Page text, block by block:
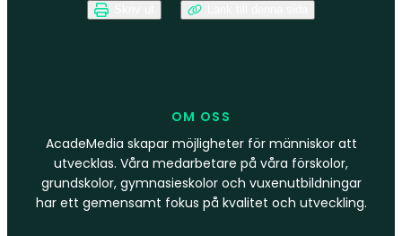
OM OSS
AcadeMedia skapar möjligheter för människor att
utvecklas. Våra medarbetare på våra förskolor,
grundskolor, gymnasieskolor och vuxenutbildningar
har ett gemensamt fokus på kvalitet och utveckling.